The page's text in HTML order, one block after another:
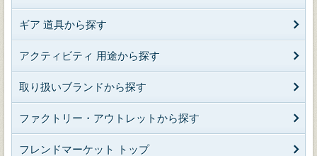
ギア 道具から探す
アクティビティ 用途から探す
取り扱いブランドから探す
ファクトリー・アウトレットから探す
フレンドマーケット トップ